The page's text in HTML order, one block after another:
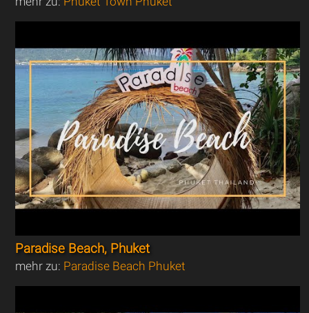
Paradise Beach, Phuket
mehr zu: Paradise Beach Phuket